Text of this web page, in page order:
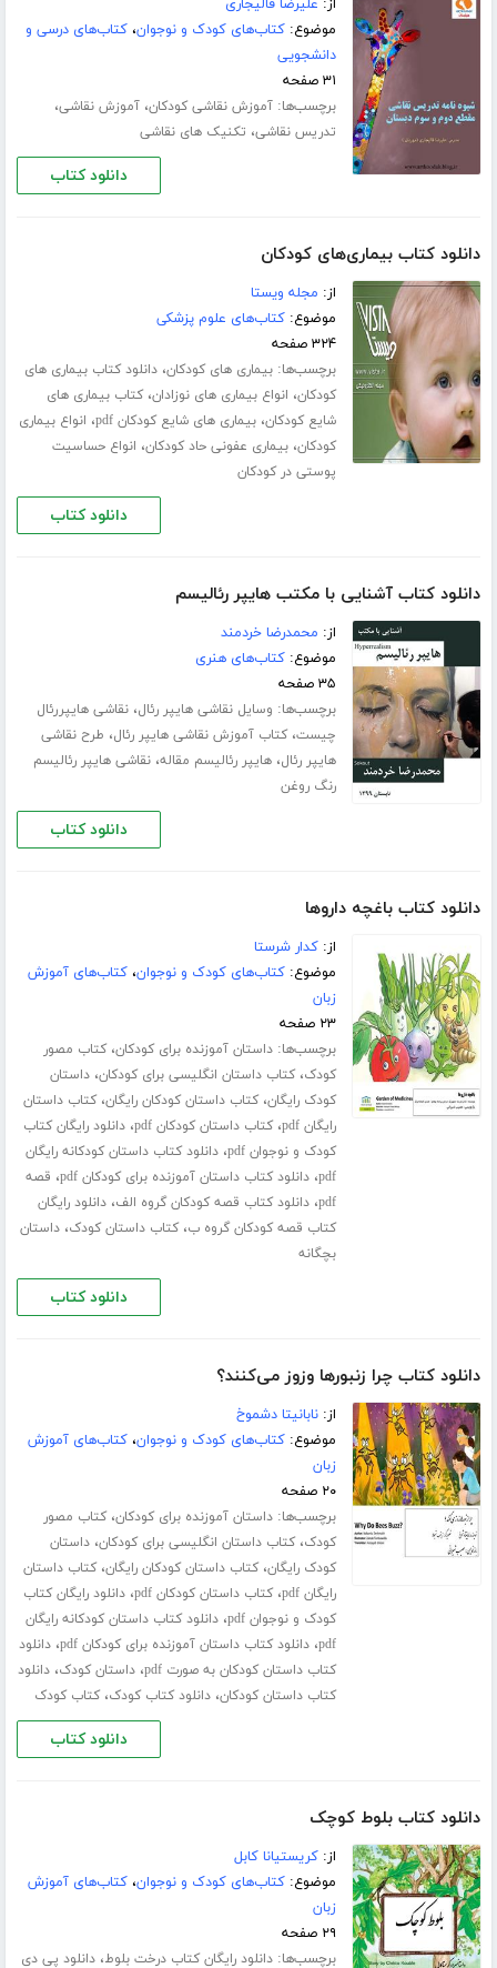
از: علیرضا قالیجاری
موضوع:کتاب‌های کودک و نوجوان،کتاب‌های درسی و
دانشجویی
۳۱ صفحه
برچسب‌ها:آموزش نقاشی کودکان،آموزش نقاشی،
تدریس نقاشی، تکنیک های نقاشی
دانلود کتاب
دانلود کتاب بیماری‌های کودکان
از: مجله ویستا
موضوع:کتاب‌های علوم پزشکی
۳۲۴ صفحه
برچسب‌ها:بیماری های کودکان،دانلود کتاب بیماری های
کودکان، انواع بیماری های نوزادان،کتاب بیماری های
شایع کودکان،بیماری های شایع کودکان pdf ، انواع بیماری
کودکان،بیماری عفونی حاد کودکان، انواع حساسیت
پوستی در کودکان
دانلود کتاب
دانلود کتاب آشنایی با مکتب هایپر رئالیسم
از: محمدرضا خردمند
موضوع:کتاب‌های هنری
۳۵ صفحه
برچسب‌ها: وسایل نقاشی هایپر رئال،نقاشی هایپررئال
چیست،کتاب آموزش نقاشی هایپر رئال، طرح نقاشی
هایپر رئال،هایپر رئالیسم مقاله،نقاشی هایپر رئالیسم
رنگ روغن
دانلود کتاب
دانلود کتاب باغچه داروها
از:کدار شرستا
موضوع:کتاب‌های کودک و نوجوان،کتاب‌های آموزش
زبان
۲۳ صفحه
برچسب‌ها:داستان آموزنده برای کودکان،کتاب مصور
کودک،کتاب داستان انگلیسی برای کودکان،داستان
کودک رایگان،کتاب داستان کودکان رایگان،کتاب داستان
رایگان pdf
،کتاب داستان کودکان pdf ،دانلود رایگان کتاب
کودک و نوجوان pdf
،دانلود کتاب داستان کودکانه رایگان
pdf،دانلود کتاب داستان آموزنده برای کودکان pdf ، قصه
pdf،دانلود کتاب قصه کودکان گروه الف،دانلود رایگان
کتاب قصه کودکان گروه ب،کتاب داستان کودک،داستان
بچگانه
دانلود کتاب
دانلود کتاب چرا زنبورها وزوز می‌کنند؟
از:نابانیتا دشموخ
موضوع:کتاب‌های کودک و نوجوان،کتاب‌های آموزش
زبان
۲۰ صفحه
برچسب‌ها:داستان آموزنده برای کودکان،کتاب مصور
کودک،کتاب داستان انگلیسی برای کودکان،داستان
کودک رایگان،کتاب داستان کودکان رایگان،کتاب داستان
رایگان pdf
،کتاب داستان کودکان pdf ،دانلود رایگان کتاب
کودک و نوجوان pdf
،دانلود کتاب داستان کودکانه رایگان
pdf،دانلود کتاب داستان آموزنده برای کودکان pdf ،دانلود
کتاب داستان کودکان به صورت pdf
،داستان کودک،دانلود
کتاب داستان کودکان،دانلود کتاب کودک،کتاب کودک
دانلود کتاب
دانلود کتاب بلوط کوچک
از:کریستیانا کابل
موضوع:کتاب‌های کودک و نوجوان،کتاب‌های آموزش
زبان
۲۹ صفحه
برچسب‌ها:دانلود رایگان کتاب درخت بلوط،دانلود پی دی